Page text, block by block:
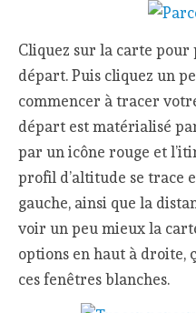
Cliquez sur la carte
départ. Puis cliquez un
commencer à tracer
départ est matérialisé
par un icône rouge et
profil d’altitude se trace
gauche, ainsi que la
voir un peu mieux la
options en haut à droite,
ces fenêtres blanches.